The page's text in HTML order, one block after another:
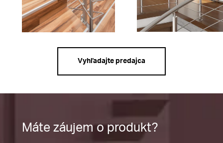
Vyhľadajte predajca
Máte záujem o produkt?